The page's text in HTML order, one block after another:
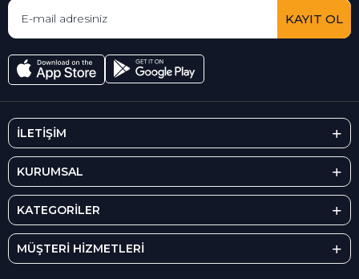
KAYIT OL
İLETİŞİM
KURUMSAL
KATEGORİLER
MÜŞTERİ HİZMETLERİ